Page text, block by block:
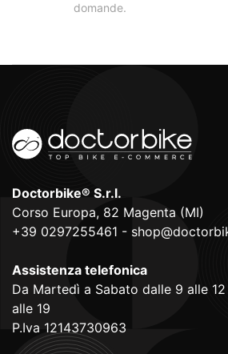
domande.
Doctorbike® S.r.l.
Corso Europa, 82 Magenta (MI)
+39 0297255461 -
Assistenza telefonica
Da Martedì a Sabato dalle 9 alle 12
alle 19
P.Iva 12143730963